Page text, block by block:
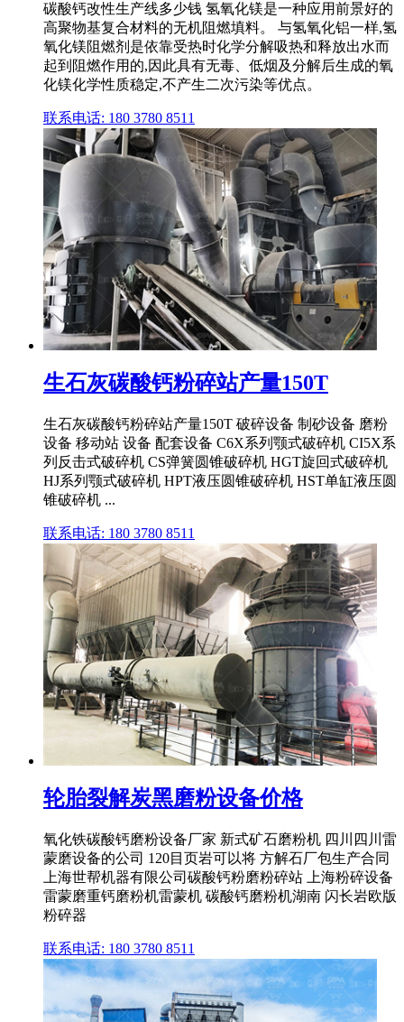
碳酸钙改性生产线多少钱 氢氧化镁是一种应用前景好的
高聚物基复合材料的无机阻燃填料。 与氢氧化铝一样,氢
氧化镁阻燃剂是依靠受热时化学分解吸热和释放出水而
起到阻燃作用的,因此具有无毒、低烟及分解后生成的氧
化镁化学性质稳定,不产生二次污染等优点。
联系电话: 180 3780 8511
生石灰碳酸钙粉碎站产量150T
生石灰碳酸钙粉碎站产量150T 破碎设备 制砂设备 磨粉
设备 移动站 设备 配套设备 C6X系列颚式破碎机 CI5X系
列反击式破碎机 CS弹簧圆锥破碎机 HGT旋回式破碎机
HJ系列颚式破碎机 HPT液压圆锥破碎机 HST单缸液压圆
锥破碎机 ...
联系电话: 180 3780 8511
轮胎裂解炭黑磨粉设备价格
氧化铁碳酸钙磨粉设备厂家 新式矿石磨粉机 四川四川雷
蒙磨设备的公司 120目页岩可以将 方解石厂包生产合同
上海世帮机器有限公司碳酸钙粉磨粉碎站 上海粉碎设备
雷蒙磨重钙磨粉机雷蒙机 碳酸钙磨粉机湖南 闪长岩欧版
粉碎器
联系电话: 180 3780 8511